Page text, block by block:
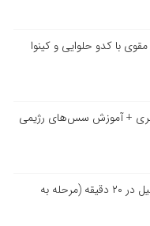
با کدو حلوایی و کینوا
+ آموزش سس‌های رژیمی
طرز تهیه اسپاگتی ایتالیایی اصیل در ۲۰ دقیقه (مرحله به